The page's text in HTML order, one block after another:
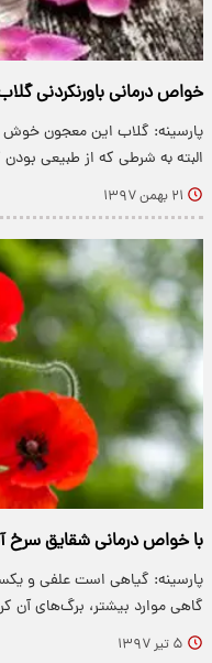
خواص درمانی باورنکردنی
پارسینه: گلاب این معجون خوش
البته به شرطی که از طبیعی
۲۱ بهمن ۱۳۹۷
با خواص درمانی شقایق سرخ
گاهی موارد بیشتر، برگ‌های آن
۵ تیر ۱۳۹۷